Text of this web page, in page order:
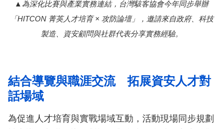
為深化比賽與產業實務連結，台灣駭客協會今年同步舉辦
「HITCON 菁英人才培育 × 攻防論壇」，邀請來自政府、科技
製造、資安顧問與社群代表分享實務經驗。
結合導覽與職涯交流 拓展資安人才對
話場域
為促進人才培育與實戰場域互動，活動現場同步規劃